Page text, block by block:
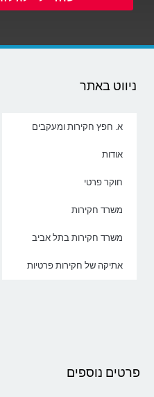
ניווט באתר
א. חפץ חקירות ומעקבים
אודות
חוקר פרטי
משרד חקירות
משרד חקירות בתל אביב
אתיקה של חקירות פרטיות
פרטים נוספים